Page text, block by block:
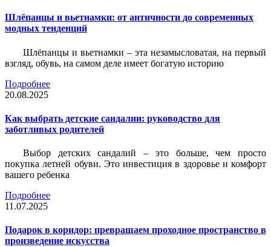
Шлёпанцы и вьетнамки: от античности до современных
модных тенденций
Шлёпанцы и вьетнамки – эта незамысловатая, на первый
взгляд, обувь, на самом деле имеет богатую историю
Подробнее
20.08.2025
Как выбрать детские сандалии: руководство для
заботливых родителей
Выбор детских сандалий – это больше, чем просто
покупка летней обуви. Это инвестиция в здоровье и комфорт
вашего ребенка
Подробнее
11.07.2025
Подарок в коридор: превращаем проходное пространство в
произведение искусства